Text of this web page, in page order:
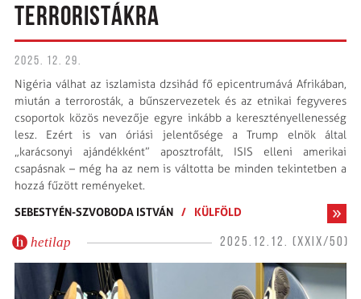
TERRORISTÁKRA
2025. 12. 29.
Nigéria válhat az iszlamista dzsihád fő epicentrumává Afrikában,
miután a terrorosták, a bűnszervezetek és az etnikai fegyveres
csoportok közös nevezője egyre inkább a keresztényellenesség
lesz. Ezért is van óriási jelentősége a Trump elnök által
„karácsonyi ajándékként” aposztrofált, ISIS elleni amerikai
csapásnak – még ha az nem is váltotta be minden tekintetben a
hozzá fűzött reményeket.
SEBESTYÉN-SZVOBODA ISTVÁN / KÜLFÖLD
hetilap 2025.12.12. (XXIX/50)